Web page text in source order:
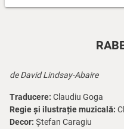
de David Lindsay-Abaire
Traducere: Claudiu Goga
Regie și ilustrație muzicală:
Decor: Ștefan Caragiu